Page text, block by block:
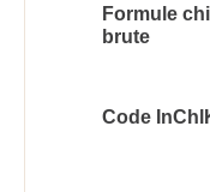
Formule
brute
Code